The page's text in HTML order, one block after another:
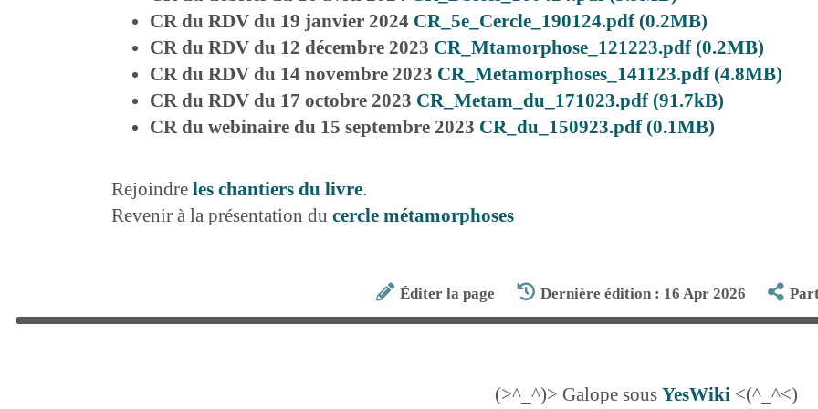
CR du RDV du 19 janvier 2024 CR_5e_Cercle_190124.pdf (0.2MB)
CR du RDV du 12 décembre 2023 CR_Mtamorphose_121223.pdf (0.2MB)
CR du RDV du 14 novembre 2023 CR_Metamorphoses_141123.pdf (4.8MB)
CR du RDV du 17 octobre 2023 CR_Metam_du_171023.pdf (91.7kB)
CR du webinaire du 15 septembre 2023 CR_du_150923.pdf (0.1MB)
Rejoindre les chantiers du livre.
Revenir à la présentation du cercle métamorphoses
Éditer la page Dernière édition : 16 Apr 2026
(>^_^)> Galope sous YesWiki <(^_^<)